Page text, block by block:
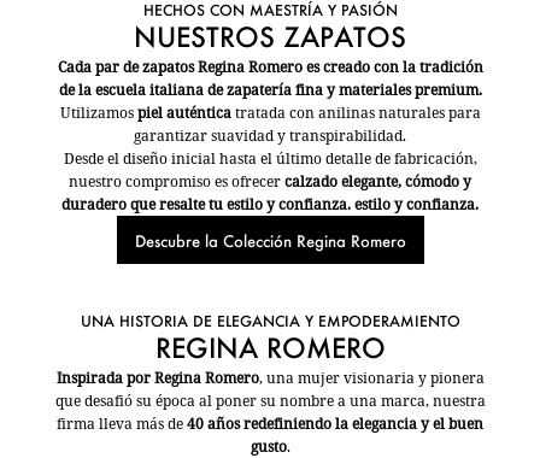
HECHOS CON MAESTRÍA Y PASIÓN
NUESTROS ZAPATOS
Cada par de zapatos Regina Romero es creado con la tradición
de la escuela italiana de zapatería fina y materiales premium.
Utilizamospiel auténticatratada con anilinas naturales para
garantizar suavidad y transpirabilidad.
Desde el diseño inicial hasta el último detalle de fabricación,
nuestro compromiso es ofrecercalzado elegante, cómodo y
duradero que resalte tu estilo y confianza. estilo y confianza.
Descubre la Colección Regina Romero
UNA HISTORIA DE ELEGANCIA Y EMPODERAMIENTO
REGINA ROMERO
Inspirada por Regina Romero, una mujer visionaria y pionera
que desafió su época al poner su nombre a una marca, nuestra
firma lleva más de40 años redefiniendo la elegancia y el buen
gusto.